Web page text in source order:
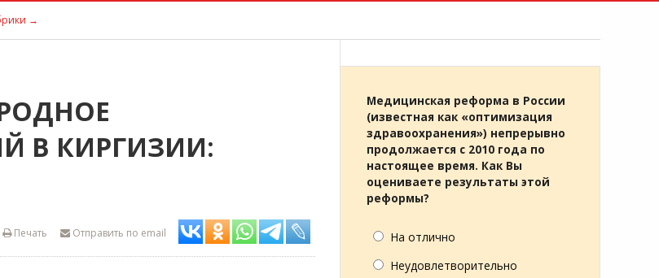
→
В КИРГИЗИИ:
Отправить по email
Печать
Медицинская реформа в России
(известная как «оптимизация
здравоохранения») непрерывно
продолжается с 2010 года по
настоящее время. Как Вы
оцениваете результаты этой
реформы?
На отлично
Неудовлетворительно